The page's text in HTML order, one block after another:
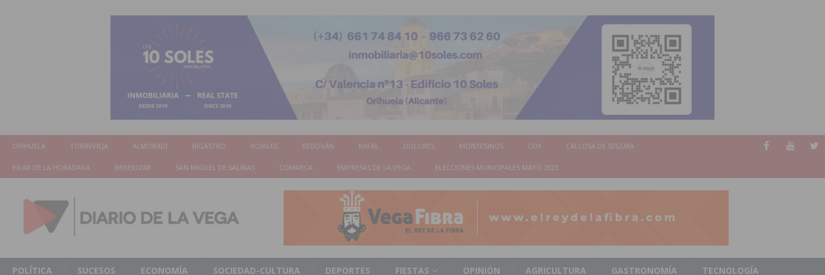
ORIHUELA TORREVIEJA ALMORADÍ BIGASTRO ROJALES REDOVÁN RAFAL DOLORES MONTESINOS COX CALLOSA DE SEGURA
PILAR DE LA HORADADA BENEJUZAR SAN MIGUEL DE SALINAS COMARCA EMPRESAS DE LA VEGA ELECCIONES MUNICIPALES MAYO 2023
POLÍTICA SUCESOS ECONOMÍA SOCIEDAD-CULTURA DEPORTES FIESTAS OPINIÓN AGRICULTURA GASTRONOMÍA TECNOLOGÍA